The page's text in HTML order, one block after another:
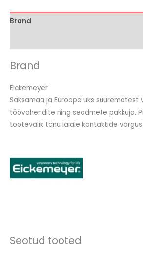
Brand
Brand
Eickemeyer
Saksamaa ja Euroopa üks suurematest
töövahendite ning seadmete pakkuja.
tootevalik tänu laiale kontaktide
Seotud tooted